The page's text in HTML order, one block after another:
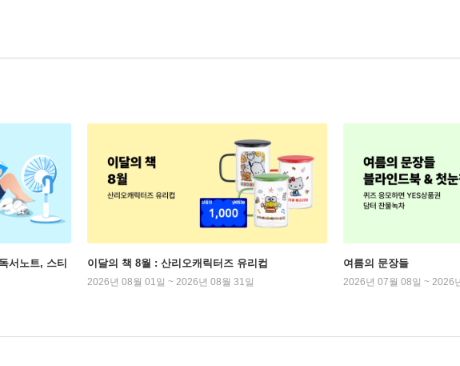
서노트, 스티
이달의 책 8월 : 산리오캐릭터즈 유리컵
2026년 08월 01일 ~ 2026년 08월 31일
여름의 문장들
2026년 07월 08일 ~ 2026